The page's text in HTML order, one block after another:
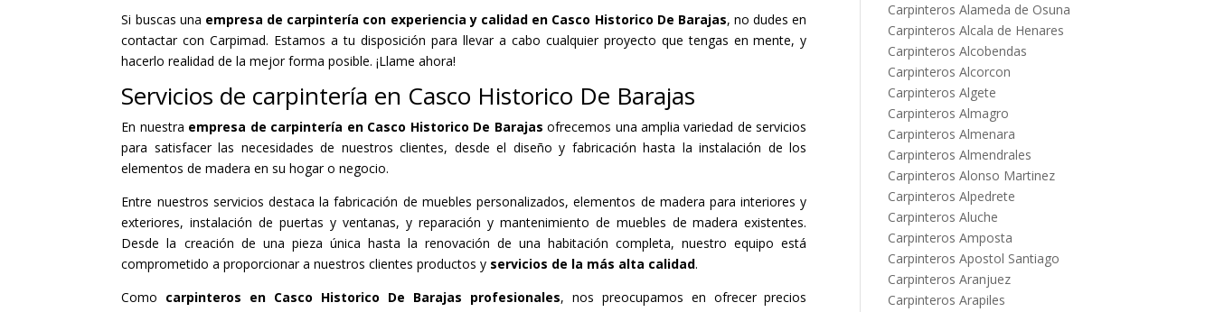
Si buscas una empresa de carpintería con experiencia y calidad en Casco Historico De Barajas, no dudes en
contactar con Carpimad. Estamos a tu disposición para llevar a cabo cualquier proyecto que tengas en mente, y
hacerlo realidad de la mejor forma posible. ¡Llame ahora!
Servicios de carpintería en Casco Historico De Barajas
En nuestra empresa de carpintería en Casco Historico De Barajasofrecemos una amplia variedad de servicios
para satisfacer las necesidades de nuestros clientes, desde el diseño y fabricación hasta la instalación de los
elementos de madera en su hogar o negocio.
Entre nuestros servicios destaca la fabricación de muebles personalizados, elementos de madera para interiores y
exteriores, instalación de puertas y ventanas, y reparación y mantenimiento de muebles de madera existentes.
Desde la creación de una pieza única hasta la renovación de una habitación completa, nuestro equipo está
comprometido a proporcionar a nuestros clientes productos y servicios de la más alta calidad.
Como carpinteros en Casco Historico De Barajas profesionales, nos preocupamos en ofrecer precios
Carpinteros Alameda de Osuna
Carpinteros Alcala de Henares
Carpinteros Alcobendas
Carpinteros Alcorcon
Carpinteros Algete
Carpinteros Almagro
Carpinteros Almenara
Carpinteros Almendrales
Carpinteros Alonso Martinez
Carpinteros Alpedrete
Carpinteros Aluche
Carpinteros Amposta
Carpinteros Apostol Santiago
Carpinteros Aranjuez
Carpinteros Arapiles